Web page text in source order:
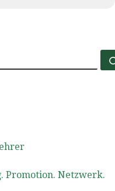
Promotion. Netzwerk.